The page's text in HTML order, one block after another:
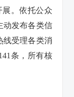
。依托公众
动发布各类信
线受理各类消
条，所有核